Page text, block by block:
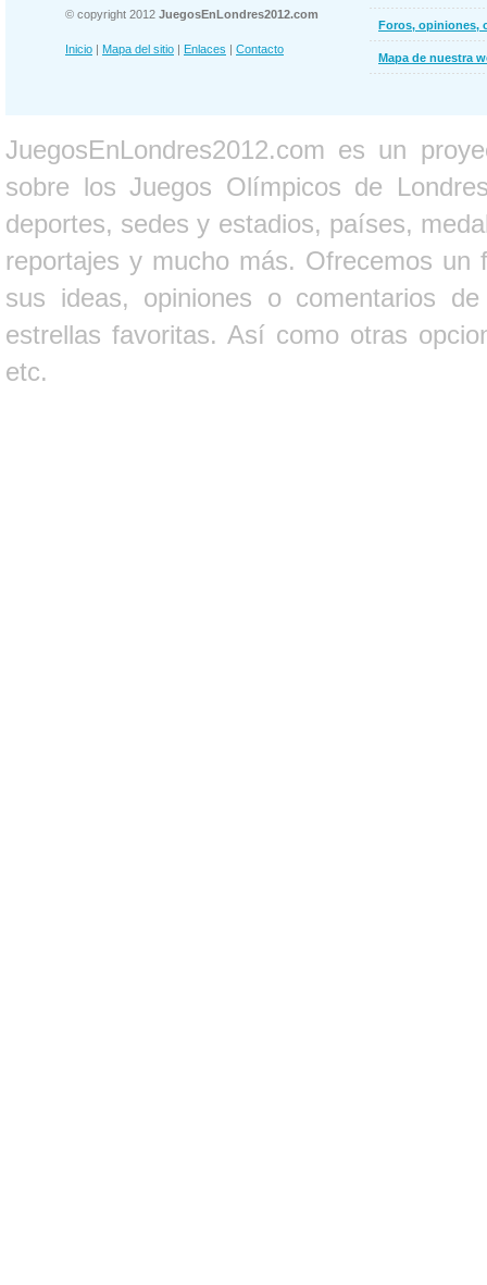
© copyright 2012 JuegosEnLondres2012.com
Inicio | Mapa del sitio | Enlaces | Contacto
Foros, opiniones,
Mapa de nuestra
JuegosEnLondres2012.com es un
sobre los Juegos Olímpicos de
deportes, sedes y estadios, países,
reportajes y mucho más. Ofrecemos un
sus ideas, opiniones o comentarios
estrellas favoritas. Así como otras
etc.